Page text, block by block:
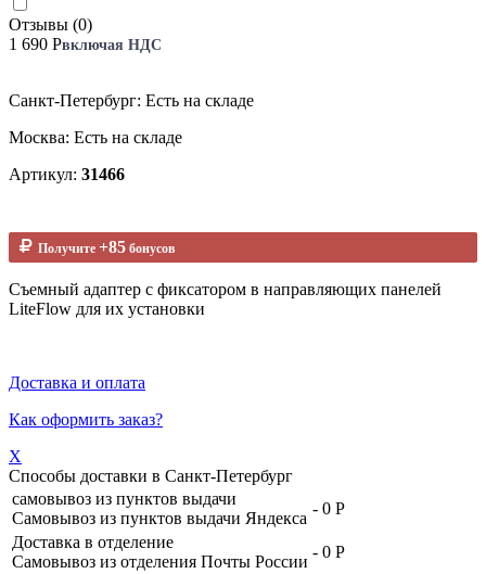
Отзывы (0)
1 690 Рвключая НДС
Санкт-Петербург: Есть на складе
Москва: Есть на складе
Артикул: 31466
Получите +85 бонусов
Съемный адаптер с фиксатором в направляющих панелей
LiteFlow для их установки
Доставка и оплата
Как оформить заказ?
X
Способы доставки в Санкт-Петербург
самовывоз из пунктов выдачи
Самовывоз из пунктов выдачи Яндекса
- 0 Р
Доставка в отделение
Самовывоз из отделения Почты России
- 0 Р